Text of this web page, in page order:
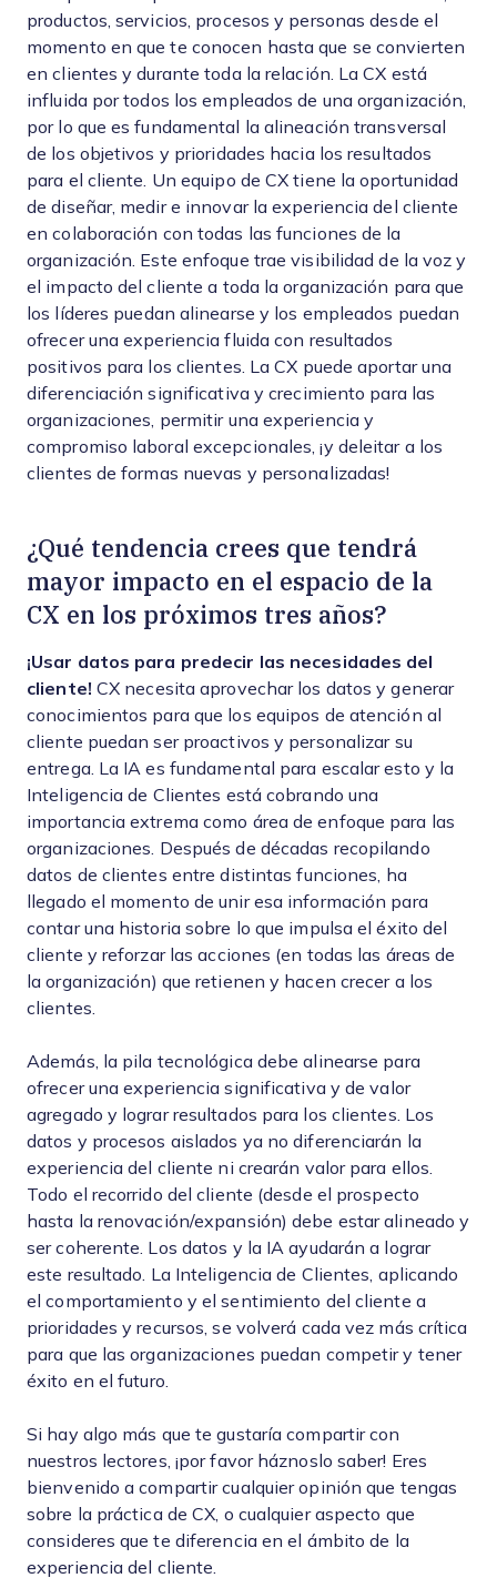
productos, servicios, procesos y personas desde el
momento en que te conocen hasta que se convierten
en clientes y durante toda la relación. La CX está
influida por todos los empleados de una organización,
por lo que es fundamental la alineación transversal
de los objetivos y prioridades hacia los resultados
para el cliente. Un equipo de CX tiene la oportunidad
de diseñar, medir e innovar la experiencia del cliente
en colaboración con todas las funciones de la
organización. Este enfoque trae visibilidad de la voz y
el impacto del cliente a toda la organización para que
los líderes puedan alinearse y los empleados puedan
ofrecer una experiencia fluida con resultados
positivos para los clientes. La CX puede aportar una
diferenciación significativa y crecimiento para las
organizaciones, permitir una experiencia y
compromiso laboral excepcionales, ¡y deleitar a los
clientes de formas nuevas y personalizadas!
¿Qué tendencia crees que tendrá
mayor impacto en el espacio de la
CX en los próximos tres años?
¡Usar datos para predecir las necesidades del
cliente! CX necesita aprovechar los datos y generar
conocimientos para que los equipos de atención al
cliente puedan ser proactivos y personalizar su
entrega. La IA es fundamental para escalar esto y la
Inteligencia de Clientes está cobrando una
importancia extrema como área de enfoque para las
organizaciones. Después de décadas recopilando
datos de clientes entre distintas funciones, ha
llegado el momento de unir esa información para
contar una historia sobre lo que impulsa el éxito del
cliente y reforzar las acciones (en todas las áreas de
la organización) que retienen y hacen crecer a los
clientes.
Además, la pila tecnológica debe alinearse para
ofrecer una experiencia significativa y de valor
agregado y lograr resultados para los clientes. Los
datos y procesos aislados ya no diferenciarán la
experiencia del cliente ni crearán valor para ellos.
Todo el recorrido del cliente (desde el prospecto
hasta la renovación/expansión) debe estar alineado y
ser coherente. Los datos y la IA ayudarán a lograr
este resultado. La Inteligencia de Clientes, aplicando
el comportamiento y el sentimiento del cliente a
prioridades y recursos, se volverá cada vez más crítica
para que las organizaciones puedan competir y tener
éxito en el futuro.
Si hay algo más que te gustaría compartir con
nuestros lectores, ¡por favor háznoslo saber! Eres
bienvenido a compartir cualquier opinión que tengas
sobre la práctica de CX, o cualquier aspecto que
consideres que te diferencia en el ámbito de la
experiencia del cliente.